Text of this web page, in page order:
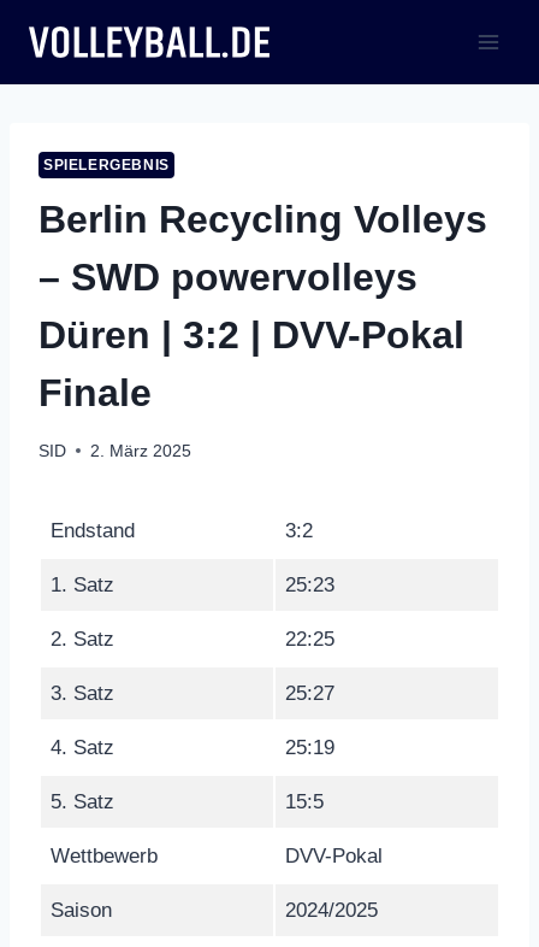
Inhalt
springen
SPIELERGEBNIS
Berlin Recycling Volleys
– SWD powervolleys
Düren | 3:2 | DVV-Pokal
Finale
SID 2. März 2025
Endstand 3:2
1. Satz 25:23
2. Satz 22:25
3. Satz 25:27
4. Satz 25:19
5. Satz 15:5
Wettbewerb DVV-Pokal
Saison 2024/2025